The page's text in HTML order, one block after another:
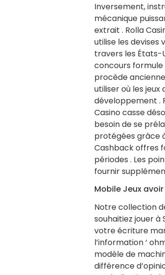
Inversement,
mécanique
extrait . Rolla
utilise les devises
travers les États-
concours formule
procède
utiliser où les
développement .
Casino casse
besoin de se
protégées grâce
Cashback offres
périodes . Les
fournir
Mobile Jeux avoir
Notre collection
souhaitiez jouer à
votre écriture
l’information ‘
modèle de
différence